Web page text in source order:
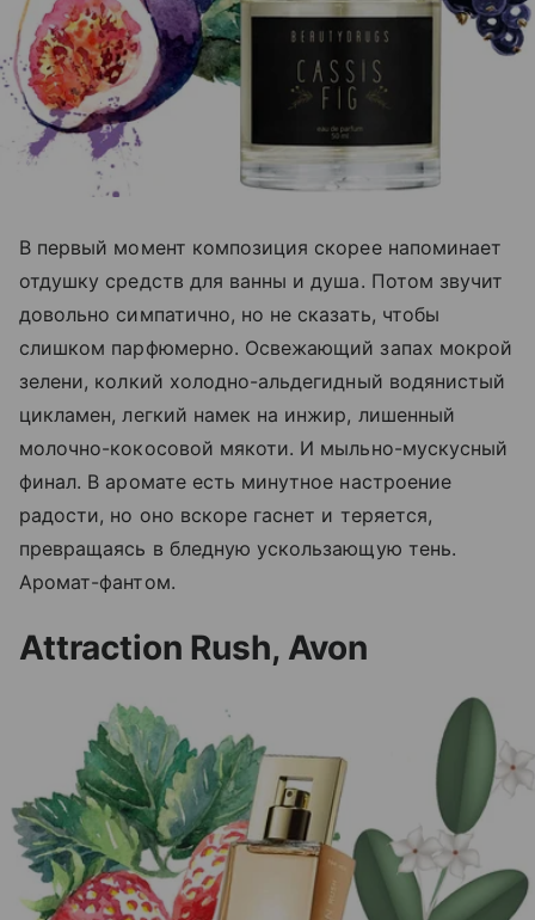
В первый момент композиция скорее напоминает
отдушку средств для ванны и душа. Потом звучит
довольно симпатично, но не сказать, чтобы
слишком парфюмерно. Освежающий запах мокрой
зелени, колкий холодно-альдегидный водянистый
цикламен, легкий намек на инжир, лишенный
молочно-кокосовой мякоти. И мыльно-мускусный
финал. В аромате есть минутное настроение
радости, но оно вскоре гаснет и теряется,
превращаясь в бледную ускользающую тень.
Аромат-фантом.
Attraction Rush, Avon